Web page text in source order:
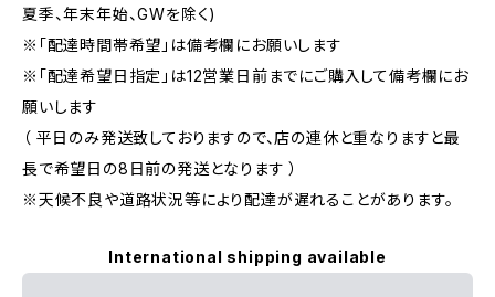
夏季、年末年始、GWを除く)
※「配達時間帯希望」は備考欄にお願いします
※「配達希望日指定」は12営業日前までにご購入して備考欄にお
願いします
（ 平日のみ発送致しておりますので、店の連休と重なりますと最
長で希望日の8日前の発送となります ）
※天候不良や道路状況等により配達が遅れることがあります。
International shipping available